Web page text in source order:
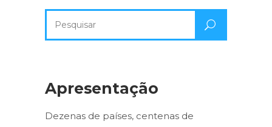
por:
Apresentação
Dezenas de países, centenas de